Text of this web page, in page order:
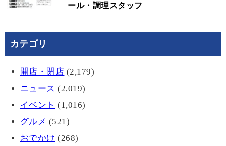
ール・調理スタッフ
カテゴリ
開店・閉店 (2,179)
ニュース (2,019)
イベント (1,016)
グルメ (521)
おでかけ (268)